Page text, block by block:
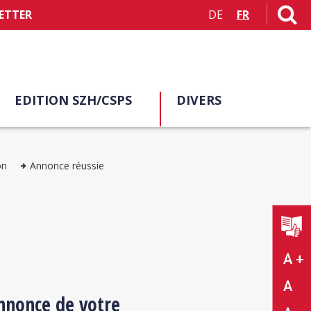
DE FR
EDITION SZH/CSPS DIVERS
A +
A
Annonce réussie
de votre